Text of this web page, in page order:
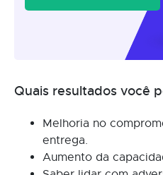
Quais resultados você
Melhoria no
entrega.
Aumento da